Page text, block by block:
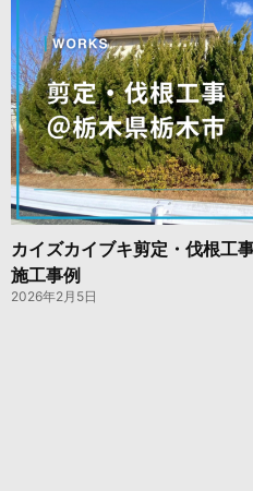
カイズカイブキ剪定・伐根工
施工事例
2026年2月5日